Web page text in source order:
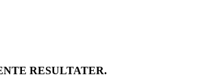
RESULTATER.